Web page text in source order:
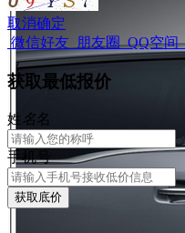
取消确定
微信好友
朋友圈 QQ空间
获取最低报价
姓 名名
手机号
获取底价